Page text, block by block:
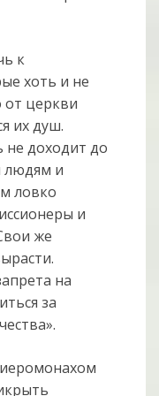
к
хоть и не
от церкви
их душ.
не доходит до
людям и
ловко
и
же
на
за